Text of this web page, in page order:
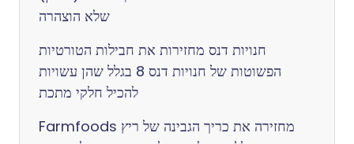
שלא הוצהרה
חנויות דנס מחזירות את חבילות הטורטיות
הפשוטות של חנויות דנס 8 בגלל שהן עשויות
להכיל חלקי מתכת
Farmfoods מחזירה את כריך הגבינה של ריץ